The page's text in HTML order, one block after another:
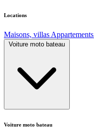
Locations
Maisons, villas Appartements
Voiture moto bateau
Voiture moto bateau